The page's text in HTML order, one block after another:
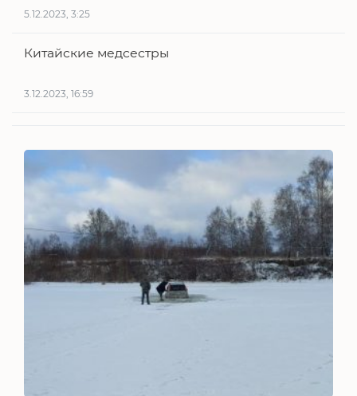
5.12.2023, 3:25
Китайские медсестры
3.12.2023, 16:59